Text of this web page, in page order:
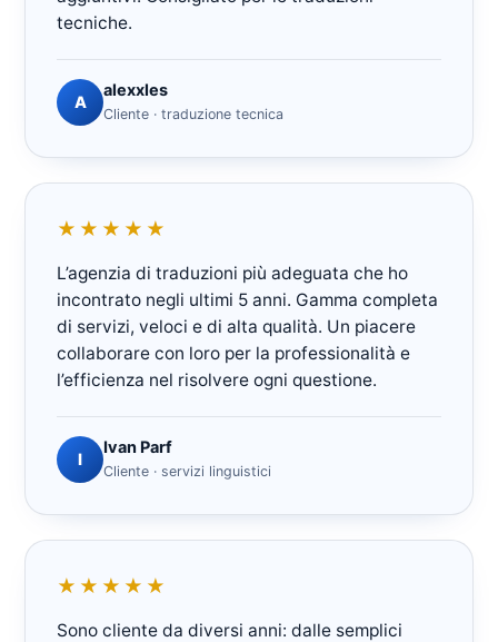
tecniche.
A
alexxles
Cliente · traduzione tecnica
★★★★★
L’agenzia di traduzioni più adeguata che ho
incontrato negli ultimi 5 anni. Gamma completa
di servizi, veloci e di alta qualità. Un piacere
collaborare con loro per la professionalità e
l’efficienza nel risolvere ogni questione.
I
Ivan Parf
Cliente · servizi linguistici
★★★★★
Sono cliente da diversi anni: dalle semplici